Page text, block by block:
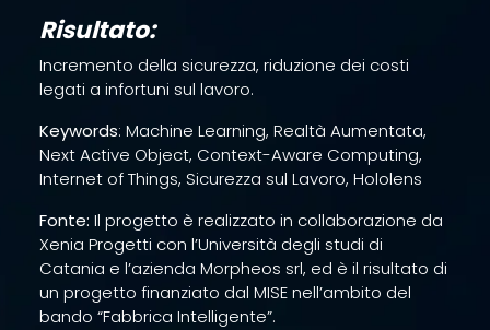
Risultato:
Incremento della sicurezza, riduzione dei costi
legati a infortuni sul lavoro.
Keywords: Machine Learning, Realtà Aumentata,
Next Active Object, Context-Aware Computing,
Internet of Things, Sicurezza sul Lavoro, Hololens
Fonte: Il progetto è realizzato in collaborazione da
Xenia Progetti con l’Università degli studi di
Catania e l’azienda Morpheos srl, ed è il risultato di
un progetto finanziato dal MISE nell’ambito del
bando “Fabbrica Intelligente”.